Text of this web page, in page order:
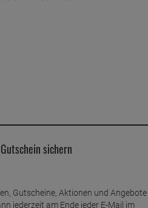
sichern
Gutscheine, Aktionen und Angebote
jederzeit am Ende jeder E-Mail im